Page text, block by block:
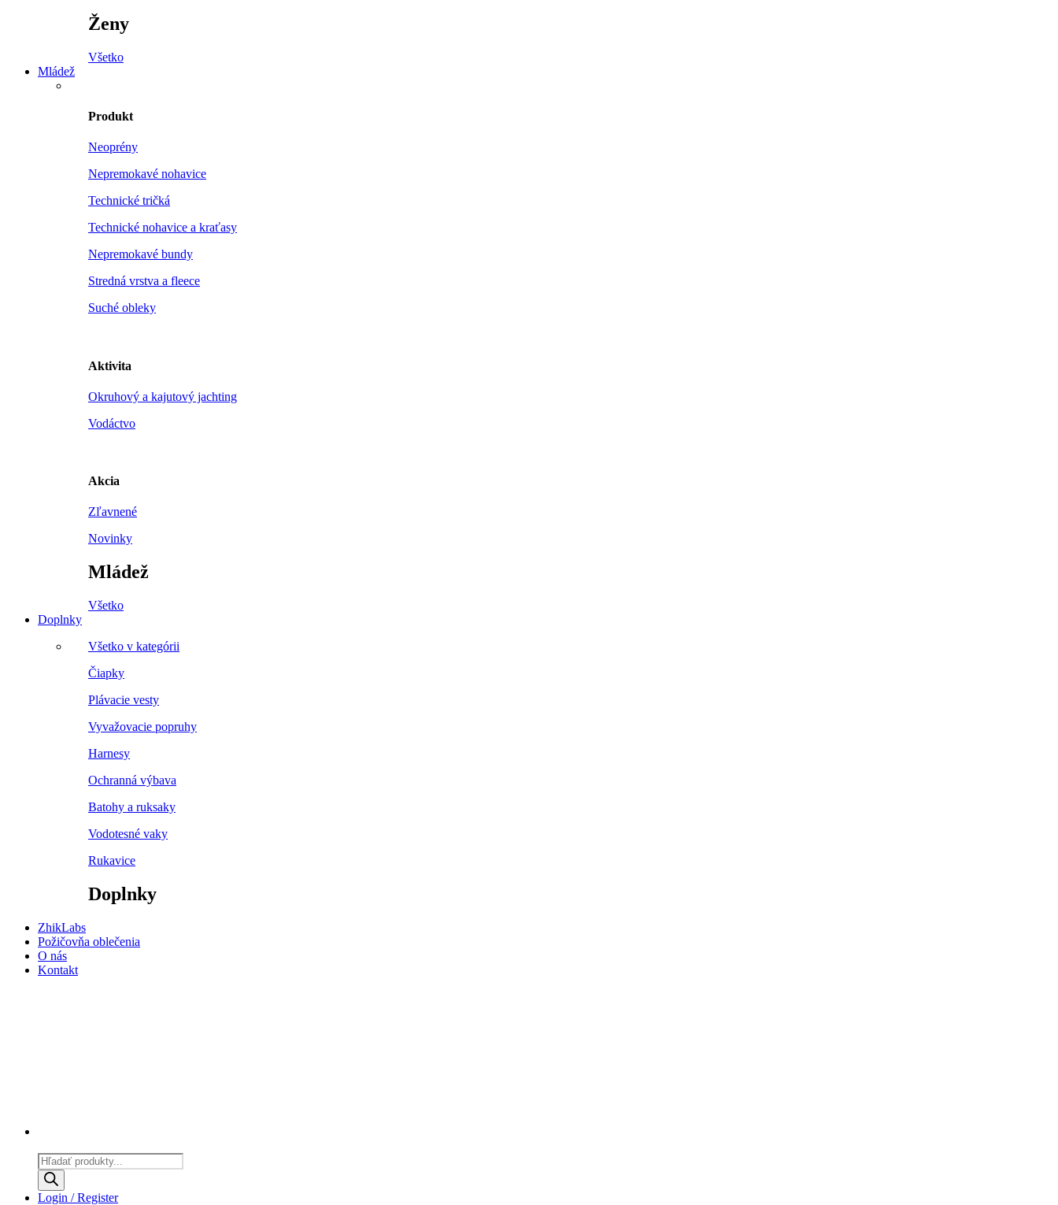
Ženy
Všetko
Mládež
Produkt
Neoprény
Nepremokavé nohavice
Technické tričká
Technické nohavice a kraťasy
Nepremokavé bundy
Stredná vrstva a fleece
Suché obleky
Aktivita
Okruhový a kajutový jachting
Vodáctvo
Akcia
Zľavnené
Novinky
Mládež
Všetko
Doplnky
Všetko v kategórii
Čiapky
Plávacie vesty
Vyvažovacie popruhy
Harnesy
Ochranná výbava
Batohy a ruksaky
Vodotesné vaky
Rukavice
Doplnky
ZhikLabs
Požičovňa oblečenia
O nás
Kontakt
Products
search
Login / Register